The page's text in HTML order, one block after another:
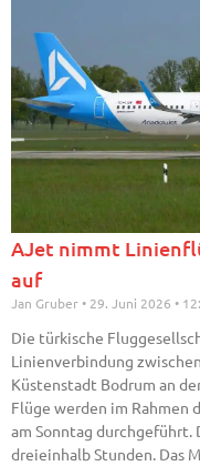
AJet nimmt
auf
Jan Gruber 29. Juni 2026
Die türkische
Linienverbindung
Küstenstadt Bodrum an
Flüge werden im Rahmen
am Sonntag
dreieinhalb Stunden. Das